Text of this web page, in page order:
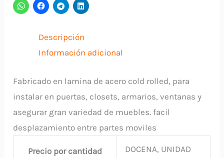
Con
INDUMA
cantidad
Descripción
Información adicional
Fabricado en lamina de acero cold rolled, para
instalar en puertas, closets, armarios, ventanas y
asegurar gran variedad de muebles. facil
desplazamiento entre partes moviles
Precio por cantidad DOCENA, UNIDAD